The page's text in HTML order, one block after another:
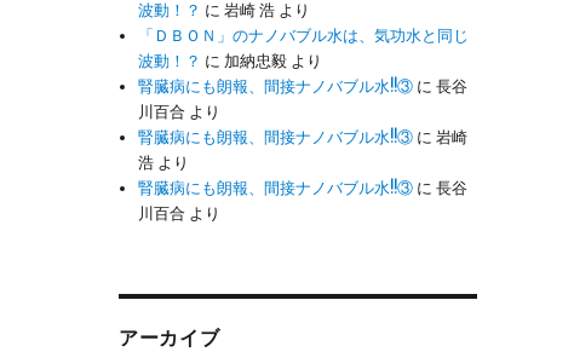
波動！？ に岩崎 浩 より
「ＤＢＯＮ」のナノバブル水は、気功水と同じ
波動！？ に 加納忠毅 より
腎臓病にも朗報、間接ナノバブル水!!③ に長谷
川百合 より
腎臓病にも朗報、間接ナノバブル水!!③ に岩崎
浩 より
腎臓病にも朗報、間接ナノバブル水!!③ に長谷
川百合 より
アーカイブ